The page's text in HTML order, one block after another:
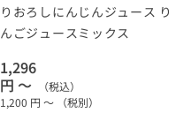
りおろしにんじんジュース り
んごジュースミックス
1,296
円 ～
（税込）
1,200 円 ～ （税別）